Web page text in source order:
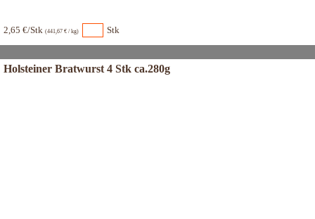
2,65 €/Stk (441,67 € / kg) Stk
Holsteiner Bratwurst 4 Stk ca.280g